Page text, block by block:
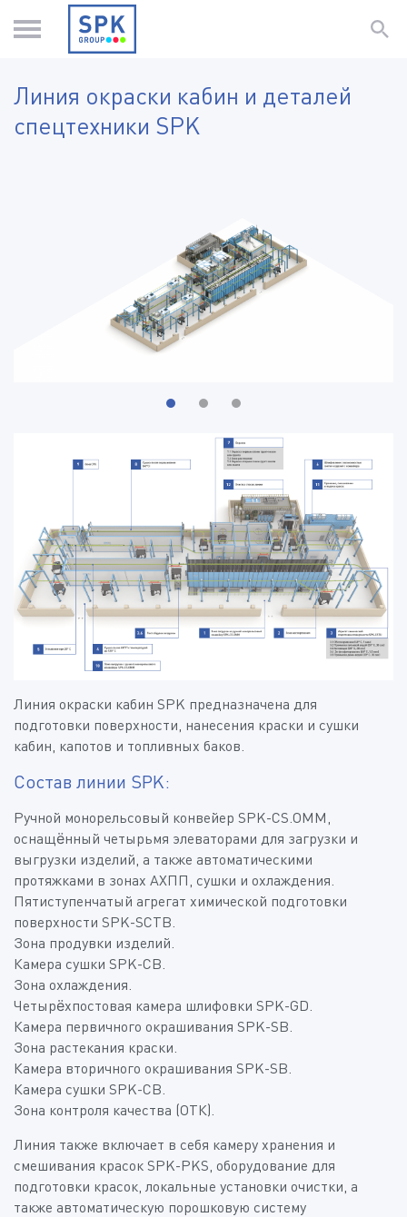
Линия окраски кабин и деталей
спецтехники SPK
Линия окраски кабин SPK предназначена для
подготовки поверхности, нанесения краски и сушки
кабин, капотов и топливных баков.
Состав линии SPK:
Ручной монорельсовый конвейер SPK-CS.ОММ
оснащённый четырьмя элеваторами для загрузки и
выгрузки изделий, а также автоматическими
протяжками в зонах АХПП, сушки и охлаждения.
Пятиступенчатый агрегат химической подготовки
поверхности SPK-SCTB
Зона продувки изделий.
Камера сушки SPK-CB
Зона охлаждения.
Четырёхпостовая камера шлифовки SPK-GD
Камерa первичного окрашивания SPK-SB
Зона растекания краски.
Камера вторичного окрашивания SPK-SB
Камера сушки SPK-CB.
Зона контроля качества (ОТК).
Линия также включает в себя камеру хранения и
смешивания красок SPK-PKS, оборудование для
подготовки красок, локальные установки очистки, а
также автоматическую порошковую систему